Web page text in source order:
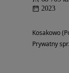
2023
Kosakowo
Prywatny